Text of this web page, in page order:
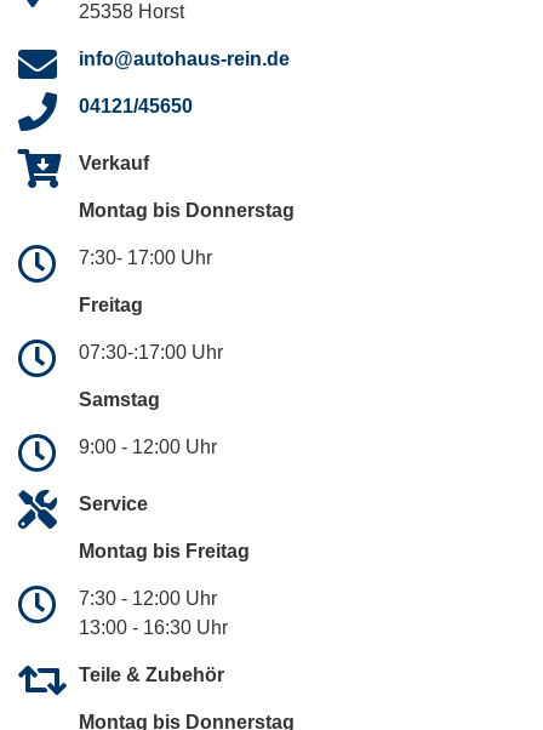
25358 Horst
info@autohaus-rein.de
04121/45650
Verkauf
Montag bis Donnerstag
7:30- 17:00 Uhr
Freitag
07:30-:17:00 Uhr
Samstag
9:00 - 12:00 Uhr
Service
Montag bis Freitag
7:30 - 12:00 Uhr
13:00 - 16:30 Uhr
Teile & Zubehör
Montag bis Donnerstag